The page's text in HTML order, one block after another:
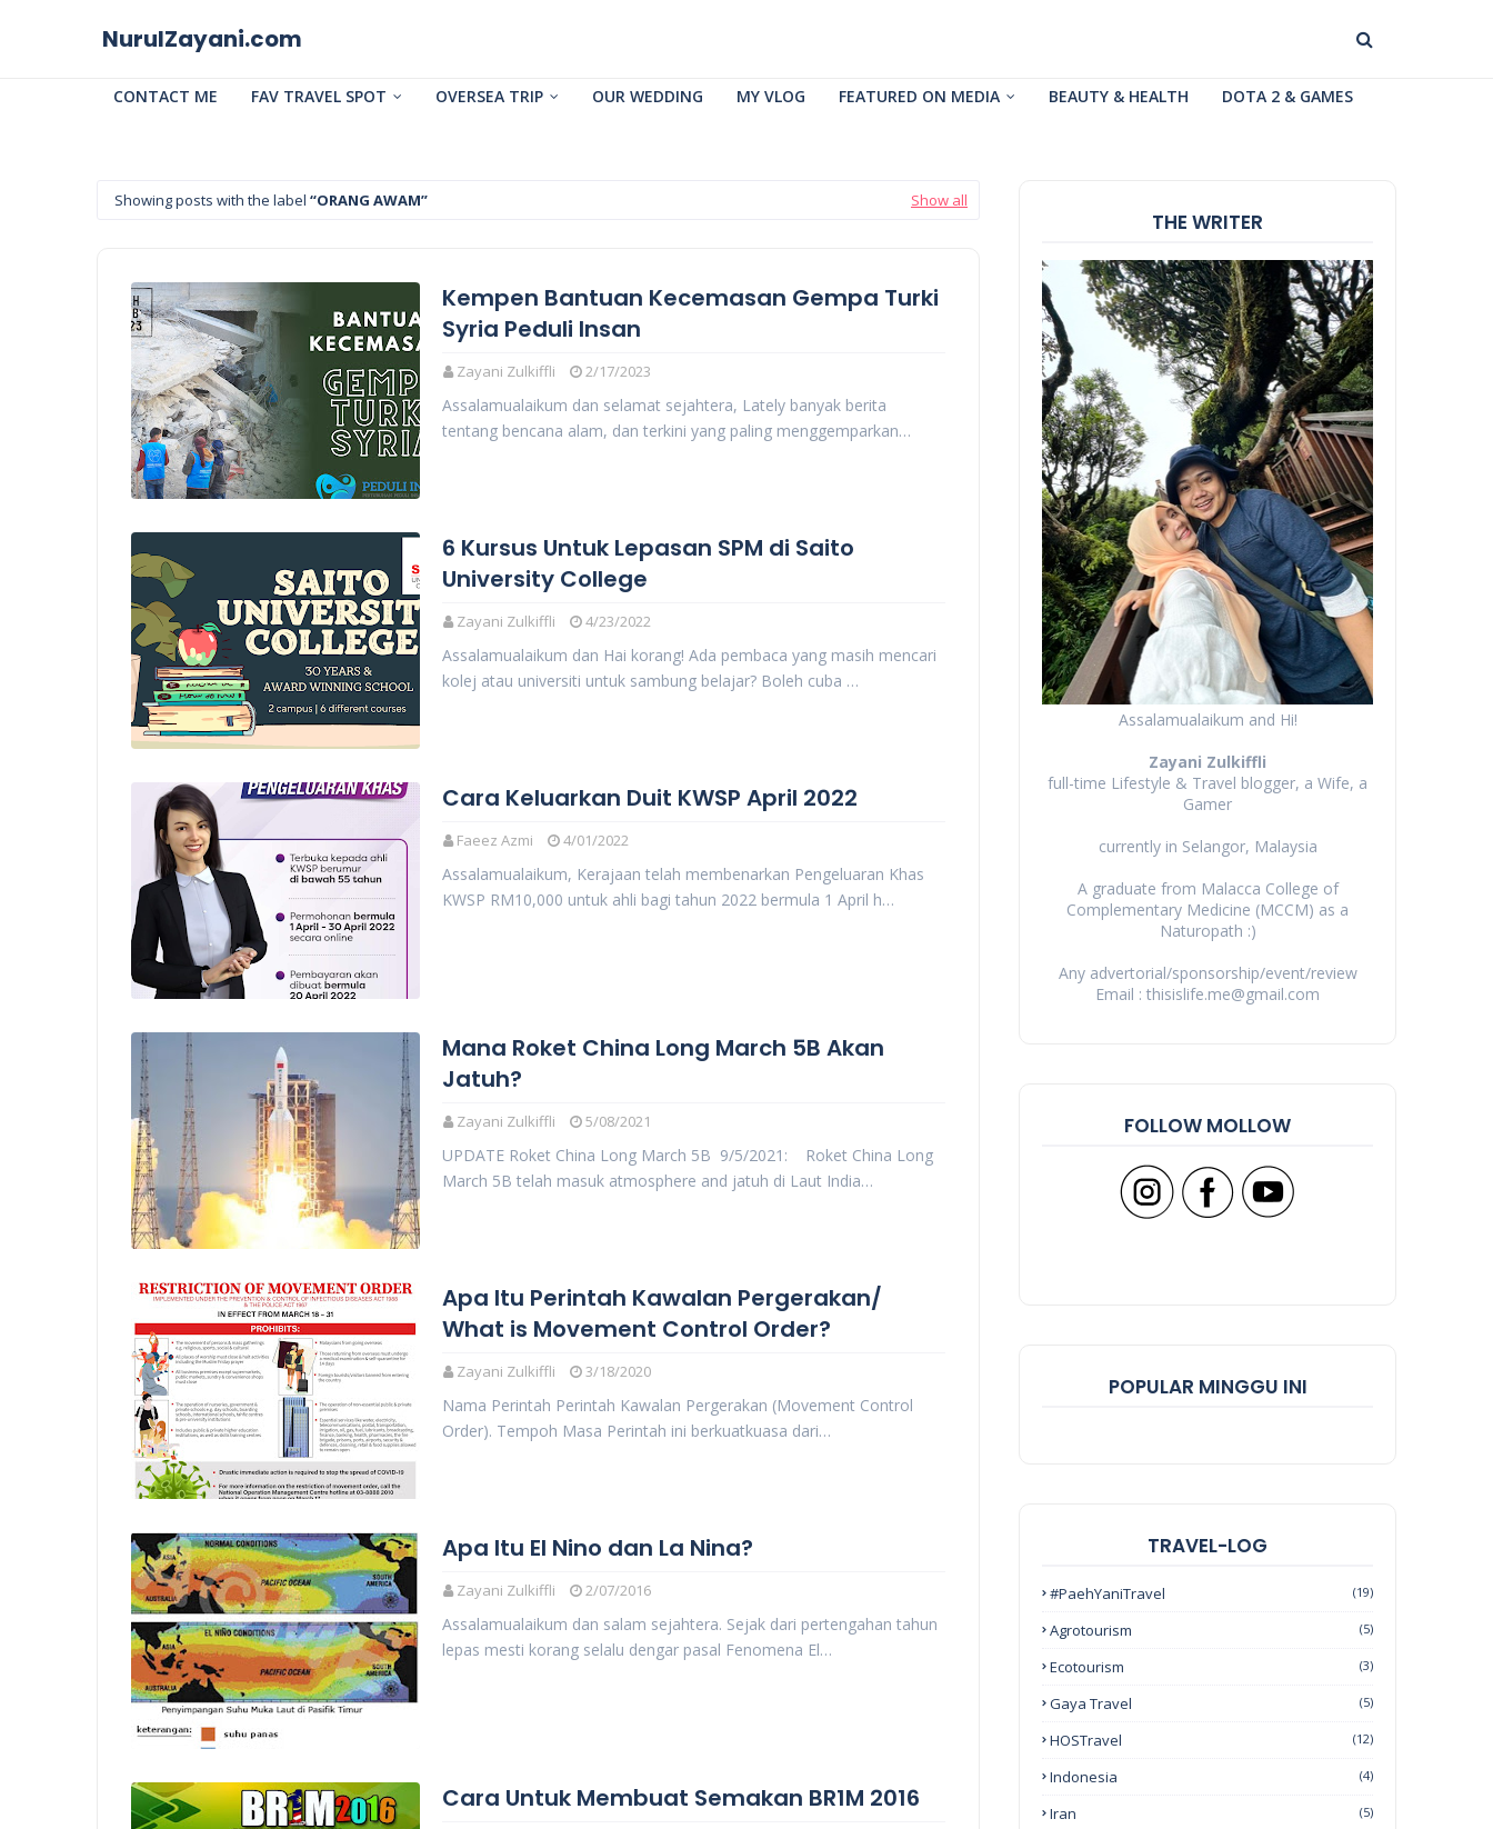
NurulZayani.com
CONTACT ME FAV TRAVEL SPOT OVERSEA TRIP OUR WEDDING MY VLOG FEATURED ON MEDIA BEAUTY & HEALTH DOTA 2 & GAMES
Showing posts with the label ORANG AWAM Show all
Kempen Bantuan Kecemasan Gempa Turki
Syria Peduli Insan
Zayani Zulkiffli 2/17/2023
Assalamualaikum dan selamat sejahtera, Lately banyak berita
tentang bencana alam, dan terkini yang paling menggemparkan…
6 Kursus Untuk Lepasan SPM di Saito
University College
Zayani Zulkiffli 4/23/2022
Assalamualaikum dan Hai korang! Ada pembaca yang masih mencari
kolej atau universiti untuk sambung belajar? Boleh cuba …
Cara Keluarkan Duit KWSP April 2022
Faeez Azmi 4/01/2022
Assalamualaikum, Kerajaan telah membenarkan Pengeluaran Khas
KWSP RM10,000 untuk ahli bagi tahun 2022 bermula 1 April h…
Mana Roket China Long March 5B Akan
Jatuh?
Zayani Zulkiffli 5/08/2021
UPDATE Roket China Long March 5B 9/5/2021: Roket China Long
March 5B telah masuk atmosphere and jatuh di Laut India…
Apa Itu Perintah Kawalan Pergerakan/
What is Movement Control Order?
Zayani Zulkiffli 3/18/2020
Nama Perintah Perintah Kawalan Pergerakan (Movement Control
Order). Tempoh Masa Perintah ini berkuatkuasa dari…
Apa Itu El Nino dan La Nina?
Zayani Zulkiffli 2/07/2016
Assalamualaikum dan salam sejahtera. Sejak dari pertengahan tahun
lepas mesti korang selalu dengar pasal Fenomena El…
Cara Untuk Membuat Semakan BR1M 2016
THE WRITER
Assalamualaikum and Hi!
Zayani Zulkiffli
full-time Lifestyle & Travel blogger, a Wife, a
Gamer
currently in Selangor, Malaysia
A graduate from Malacca College of
Complementary Medicine (MCCM) as a
Naturopath :)
Any advertorial/sponsorship/event/review
Email : thisislife.me@gmail.com
FOLLOW MOLLOW
POPULAR MINGGU INI
TRAVEL-LOG
#PaehYaniTravel (19)
Agrotourism (5)
Ecotourism (3)
Gaya Travel (5)
HOSTravel (12)
Indonesia (4)
Iran (5)